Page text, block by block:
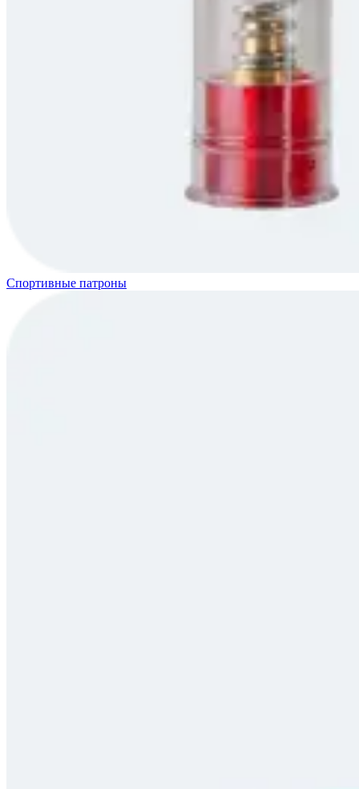
Спортивные патроны